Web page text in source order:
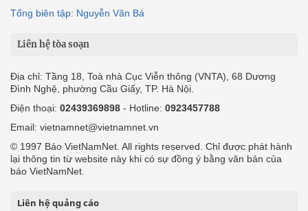
Tổng biên tập: Nguyễn Văn Bá
Liên hệ tòa soạn
Địa chỉ: Tầng 18, Toà nhà Cục Viễn thông (VNTA), 68 Dương
Đình Nghệ, phường Cầu Giấy, TP. Hà Nội.
Điện thoại: 02439369898 - Hotline: 0923457788
Email: vietnamnet@vietnamnet.vn
© 1997 Báo VietNamNet. All rights reserved. Chỉ được phát hành
lại thông tin từ website này khi có sự đồng ý bằng văn bản của
báo VietNamNet.
Liên hệ quảng cáo